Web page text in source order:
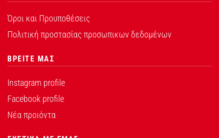
Όροι και Προυποθέσεις
Πολιτική προστασίας προσωπικων δεδομένων
ΒΡΕΙΤΕ ΜΑΣ
Instagram profile
Facebook profile
Νέα προιόντα